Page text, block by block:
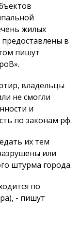
жилых
в
пишут
владельцы
не смогли
и
по законам рф.
их тем
или
штурма города.
по
- пишут